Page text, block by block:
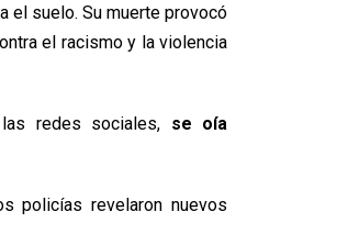
el suelo. Su muerte provocó
el racismo y la violencia
redes sociales, se oía
policías revelaron nuevos